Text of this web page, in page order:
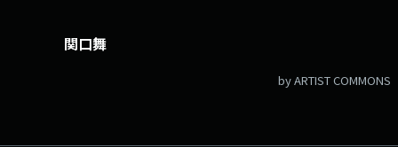
関口舞
by ARTIST COMMONS